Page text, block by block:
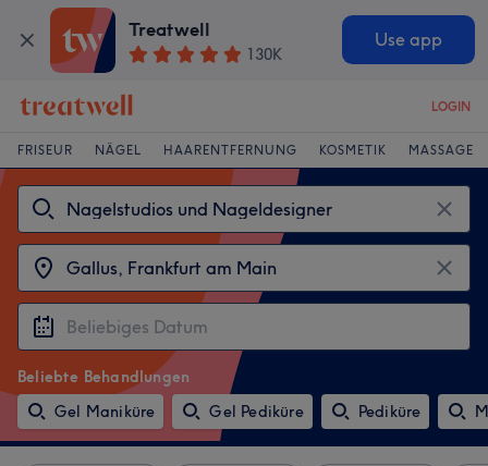
Treatwell
130K
Use app
LOGIN
FRISEUR NÄGEL HAARENTFERNUNG KOSMETIK MASSAGE
Beliebte Behandlungen
Gel Maniküre
Gel Pediküre Pediküre